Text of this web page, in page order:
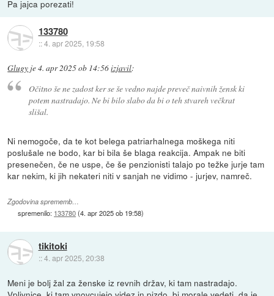
Pa jajca porezati!
133780
::4. apr 2025, 19:58
Glugy je4. apr 2025 ob 14:56izjavil:
Očitno še ne zadost ker se še vedno najde preveč naivnih žensk ki
potem nastradajo. Ne bi bilo slabo da bi o teh stvareh večkrat
slišal.
Ni nemogoče, da te kot belega patriarhalnega moškega niti
poslušale ne bodo, kar bi bila še blaga reakcija. Ampak ne biti
presenečen, če ne uspe, če še penzionisti talajo po težke jurje tam
kar nekim, ki jih nekateri niti v sanjah ne vidimo - jurjev, namreč.
Zgodovina sprememb…
spremenilo: 133780(4. apr 2025 ob 19:58)
tikitoki
::4. apr 2025, 20:38
Meni je bolj žal za ženske iz revnih držav, ki tam nastradajo.